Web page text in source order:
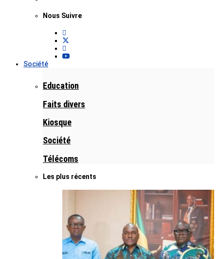
Nous Suivre
Société
Education
Faits divers
Kiosque
Société
Télécoms
Les plus récents